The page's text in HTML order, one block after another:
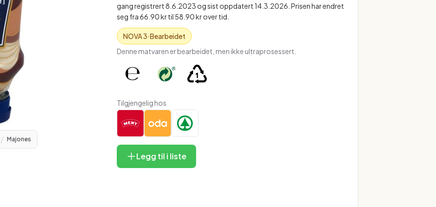
/ Majones
gang registrert 8.6.2023 og sist oppdatert 14.3.2026. Prisen har endret
seg fra 66.90 kr til 58.90 kr over tid.
NOVA3·Bearbeidet
Denne matvaren er bearbeidet, men ikke ultraprosessert.
Tilgjengelig hos
Legg til i liste